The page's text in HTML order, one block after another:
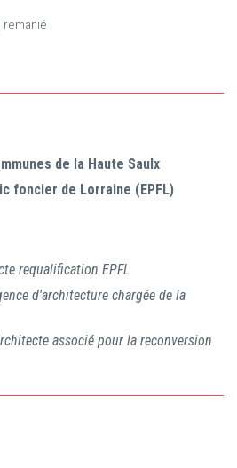
remanié
de la Haute Saulx
foncier de Lorraine (EPFL)
requalification EPFL
d'architecture chargée de la
associé pour la reconversion